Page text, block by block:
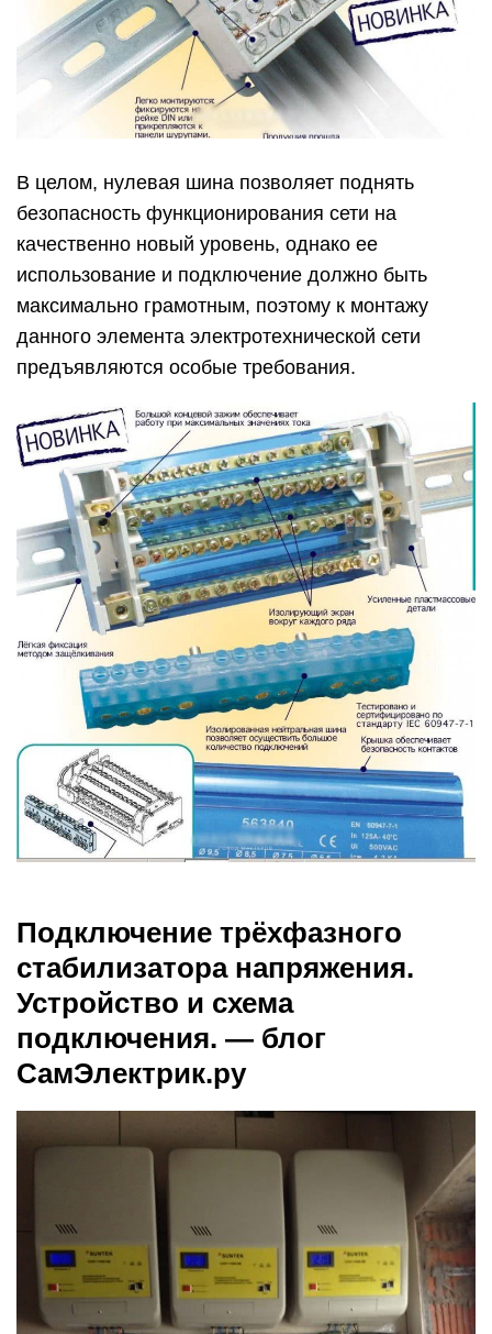
В целом, нулевая шина позволяет поднять
безопасность функционирования сети на
качественно новый уровень, однако ее
использование и подключение должно быть
максимально грамотным, поэтому к монтажу
данного элемента электротехнической сети
предъявляются особые требования.
Подключение трёхфазного
стабилизатора напряжения.
Устройство и схема
подключения. — блог
СамЭлектрик.ру